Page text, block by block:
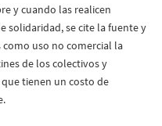
y cuando las realicen
solidaridad, se cite la fuente y
como uso no comercial la
de los colectivos y
tienen un costo de